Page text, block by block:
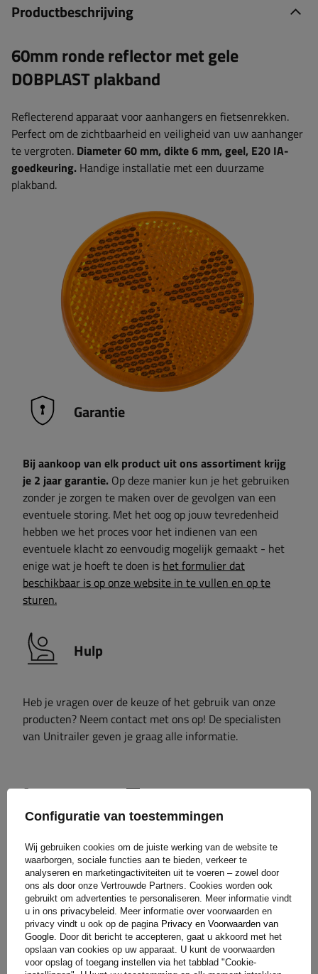
Productbeschrijving
60mm ronde reflector met gele
DOBPLAST plakband
Reflecterend apparaat voor aanhangers en fietsenrekken.
Perfect om de zichtbaarheid en veiligheid van uw aanhanger
te vergroten. Diameter 60 mm, dikte 6 mm, geel, E20 IA-
goedkeuring. Handige installatie met een duurzame
plakband.
Garantie
Bij aankoop van elk product uit ons assortiment krijg
je 2 jaar garantie. Op deze manier kun je het gebruiken
zonder je zorgen te maken over de gevolgen van een
eventuele storing. Met het oog op jouw tevredenheid
hebben we het proces voor het indienen van een
eventuele klacht zo eenvoudig mogelijk gemaakt - het
enige wat je hoeft te doen is het formulier dat
beschikbaar is op onze website in te vullen en op te
sturen.
Hulp
Heb je vragen over de keuze of het gebruik van onze
producten? Neem contact met ons op! De specialisten
van Unitrailer geven je graag alle informatie.
+31 30 3100444 unitrailer@utrailer.nl
Specificaties
Levering
Stel uw vraag
Configuratie van toestemmingen
Wij gebruiken cookies om de juiste werking van de website te
waarborgen, sociale functies aan te bieden, verkeer te
analyseren en marketingactiviteiten uit te voeren – zowel door
ons als door onze Vertrouwde Partners. Cookies worden ook
gebruikt om advertenties te personaliseren. Meer informatie vindt
u in ons privacybeleid . Meer informatie over voorwaarden en
privacy vindt u ook op de pagina Privacy en Voorwaarden van
Google . Door dit bericht te accepteren, gaat u akkoord met het
opslaan van cookies op uw apparaat. U kunt de voorwaarden
voor opslag of toegang instellen via het tabblad "Cookie-